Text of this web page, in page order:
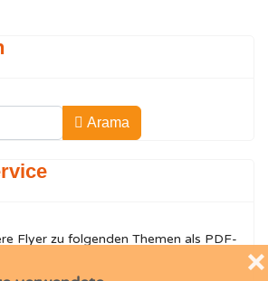
❌
Arama
Flyer zu folgenden Themen als PDF-